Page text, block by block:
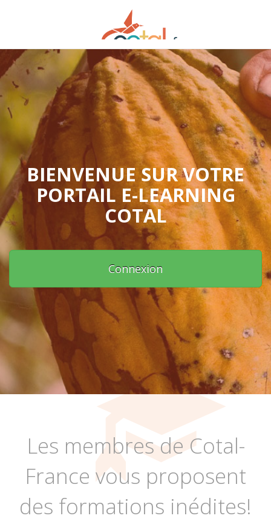
BIENVENUE SUR VOTRE
PORTAIL E-LEARNING
COTAL
Connexion
Les membres de Cotal-
France vous proposent
des formations inédites!